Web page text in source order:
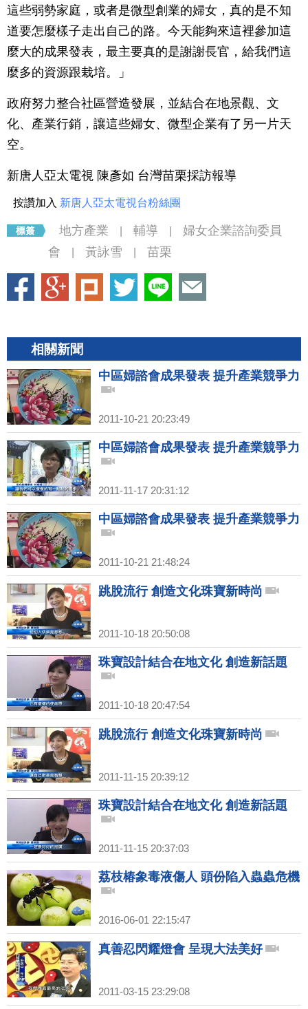
這些弱勢家庭，或者是微型創業的婦女，真的是不知
道要怎麼樣子走出自己的路。今天能夠來這裡參加這
麼大的成果發表，最主要真的是謝謝長官，給我們這
麼多的資源跟栽培。」
政府努力整合社區營造發展，並結合在地景觀、文
化、產業行銷，讓這些婦女、微型企業有了另一片天
空。
新唐人亞太電視 陳彥如 台灣苗栗採訪報導
按讚加入 新唐人亞太電視台粉絲團
地方產業 輔導
婦女企業諮詢委員
會
黃詠雪 苗栗
相關新聞
中區婦諮會成果發表 提升產業競爭力
2011-10-21 20:23:49
中區婦諮會成果發表 提升產業競爭力
2011-11-17 20:31:12
中區婦諮會成果發表 提升產業競爭力
2011-10-21 21:48:24
跳脫流行 創造文化珠寶新時尚
2011-10-18 20:50:08
珠寶設計結合在地文化 創造新話題
2011-10-18 20:47:54
跳脫流行 創造文化珠寶新時尚
2011-11-15 20:39:12
珠寶設計結合在地文化 創造新話題
2011-11-15 20:37:03
荔枝椿象毒液傷人 頭份陷入蟲蟲危機
2016-06-01 22:15:47
真善忍閃耀燈會 呈現大法美好
2011-03-15 23:29:08